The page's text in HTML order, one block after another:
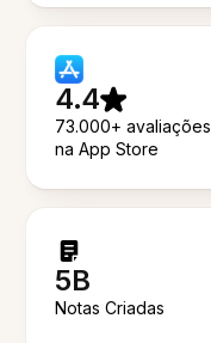
4.4
73.000+ avaliações
na App Store
5B
Notas Criadas